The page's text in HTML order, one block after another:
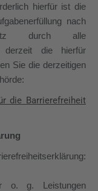
hierfür ist die
nach
durch alle
derzeit die hierfür
Sie die derzeitigen
die Barrierefreiheit
o. g. Leistungen